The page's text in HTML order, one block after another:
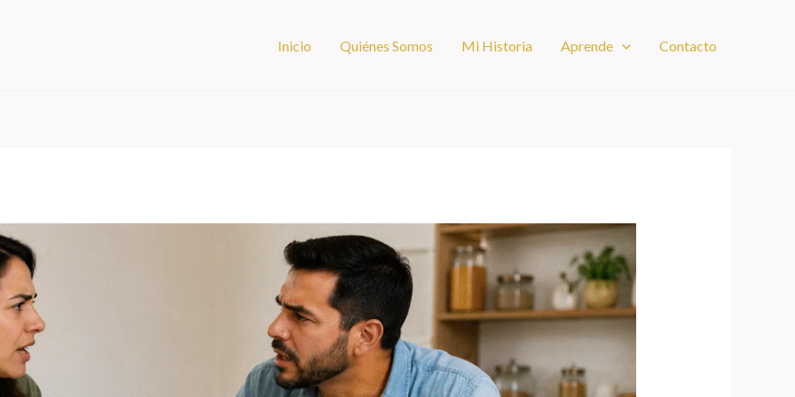
Inicio Quiénes Somos Mi Historia Aprende Contacto